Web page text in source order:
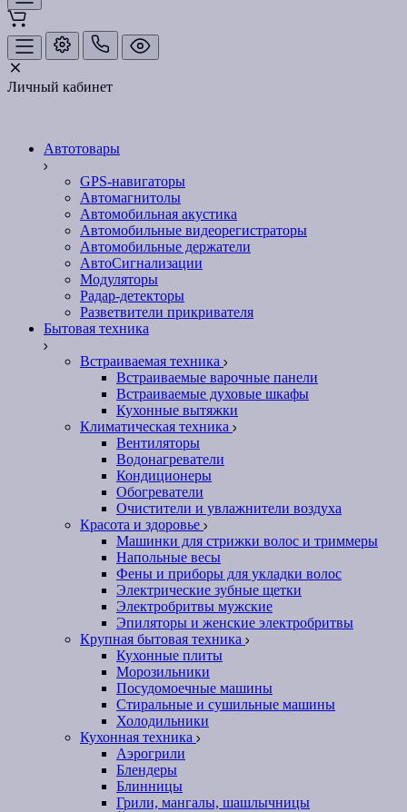
Личный кабинет
Автотовары
GPS-навигаторы
Автомагнитолы
Автомобильная акустика
Автомобильные видеорегистраторы
Автомобильные держатели
АвтоСигнализации
Модуляторы
Радар-детекторы
Разветвители прикривателя
Бытовая техника
Встраиваемая техника
Встраиваемые варочные панели
Встраиваемые духовые шкафы
Кухонные вытяжки
Климатическая техника
Вентиляторы
Водонагреватели
Кондиционеры
Обогреватели
Очистители и увлажнители воздуха
Красота и здоровье
Машинки для стрижки волос и триммеры
Напольные весы
Фены и приборы для укладки волос
Электрические зубные щетки
Электробритвы мужские
Эпиляторы и женские электробритвы
Крупная бытовая техника
Кухонные плиты
Морозильники
Посудомоечные машины
Стиральные и сушильные машины
Холодильники
Кухонная техника
Аэрогрили
Блендеры
Блинницы
Грили, мангалы, шашлычницы